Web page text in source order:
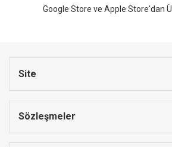
Google Store ve Apple Store'dan
Site
Sözleşmeler